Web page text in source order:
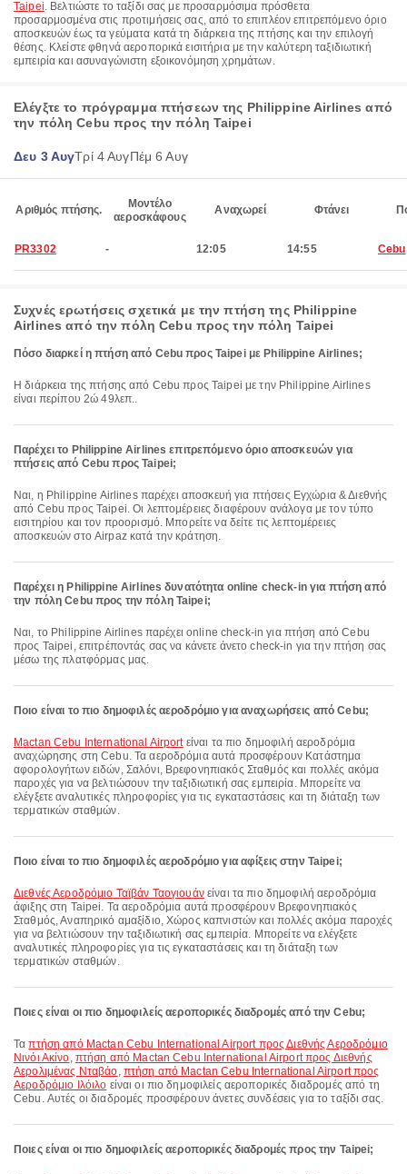
Taipei. Βελτιώστε το ταξίδι σας με προσαρμόσιμα πρόσθετα
προσαρμοσμένα στις προτιμήσεις σας, από το επιπλέον επιτρεπόμενο όριο
αποσκευών έως τα γεύματα κατά τη διάρκεια της πτήσης και την επιλογή
θέσης. Κλείστε φθηνά αεροπορικά εισιτήρια με την καλύτερη ταξιδιωτική
εμπειρία και ασυναγώνιστη εξοικονόμηση χρημάτων.
Ελέγξτε το πρόγραμμα πτήσεων της Philippine Airlines από
την πόλη Cebu προς την πόλη Taipei
Δευ 3 ΑυγΤρί 4 ΑυγΠέμ 6 Αυγ
Αριθμός πτήσης.
Μοντέλο
αεροσκάφους
Αναχωρεί Φτάνει
PR3302 - 12:05 14:55 Cebu
Συχνές ερωτήσεις σχετικά με την πτήση της Philippine
Airlines από την πόλη Cebu προς την πόλη Taipei
Πόσο διαρκεί η πτήση από Cebu προς Taipei με Philippine Airlines;
Η διάρκεια της πτήσης από Cebu προς Taipei με την Philippine Airlines
είναι περίπου 2ώ 49λεπ..
Παρέχει το Philippine Airlines επιτρεπόμενο όριο αποσκευών για
πτήσεις από Cebu προς Taipei;
Ναι, η Philippine Airlines παρέχει αποσκευή για πτήσεις Εγχώρια & Διεθνής
από Cebu προς Taipei. Οι λεπτομέρειες διαφέρουν ανάλογα με τον τύπο
εισιτηρίου και τον προορισμό. Μπορείτε να δείτε τις λεπτομέρειες
αποσκευών στο Airpaz κατά την κράτηση.
Παρέχει η Philippine Airlines δυνατότητα online check-in για πτήση από
την πόλη Cebu προς την πόλη Taipei;
Ναι, το Philippine Airlines παρέχει online check-in για πτήση από Cebu
προς Taipei, επιτρέποντάς σας να κάνετε άνετο check-in για την πτήση σας
μέσω της πλατφόρμας μας.
Ποιο είναι το πιο δημοφιλές αεροδρόμιο για αναχωρήσεις από Cebu;
Mactan Cebu International Airportείναι τα πιο δημοφιλή αεροδρόμια
αναχώρησης στη Cebu. Τα αεροδρόμια αυτά προσφέρουν Κατάστημα
αφορολογήτων ειδών, Σαλόνι, Βρεφονηπιακός Σταθμός και πολλές ακόμα
παροχές για να βελτιώσουν την ταξιδιωτική σας εμπειρία. Μπορείτε να
ελέγξετε αναλυτικές πληροφορίες για τις εγκαταστάσεις και τη διάταξη των
τερματικών σταθμών.
Ποιο είναι το πιο δημοφιλές αεροδρόμιο για αφίξεις στην Taipei;
Διεθνές Αεροδρόμιο Ταϊβάν Ταογιουάνείναι τα πιο δημοφιλή αεροδρόμια
άφιξης στη Taipei. Τα αεροδρόμια αυτά προσφέρουν Βρεφονηπιακός
Σταθμός, Αναπηρικό αμαξίδιο, Χώρος καπνιστών και πολλές ακόμα παροχές
για να βελτιώσουν την ταξιδιωτική σας εμπειρία. Μπορείτε να ελέγξετε
αναλυτικές πληροφορίες για τις εγκαταστάσεις και τη διάταξη των
τερματικών σταθμών.
Ποιες είναι οι πιο δημοφιλείς αεροπορικές διαδρομές από την Cebu;
Ταπτήση από Mactan Cebu International Airport προς Διεθνής Αεροδρόμιο
Νινόι Ακίνο, πτήση από Mactan Cebu International Airport προς Διεθνής
Αερολιμένας Νταβάο, πτήση από Mactan Cebu International Airport προς
Αεροδρόμιο Ιλόιλο είναι οι πιο δημοφιλείς αεροπορικές διαδρομές από τη
Cebu. Αυτές οι διαδρομές προσφέρουν άνετες συνδέσεις για το ταξίδι σας.
Ποιες είναι οι πιο δημοφιλείς αεροπορικές διαδρομές προς την Taipei;